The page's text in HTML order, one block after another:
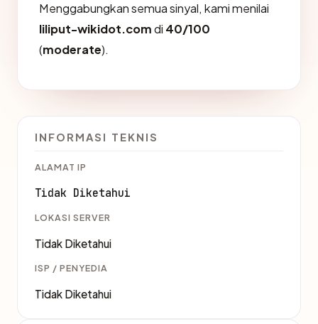
Menggabungkan semua sinyal, kami menilai
liliput-wikidot.comdi 40/100
(moderate).
INFORMASI TEKNIS
ALAMAT IP
Tidak Diketahui
LOKASI SERVER
Tidak Diketahui
ISP / PENYEDIA
Tidak Diketahui